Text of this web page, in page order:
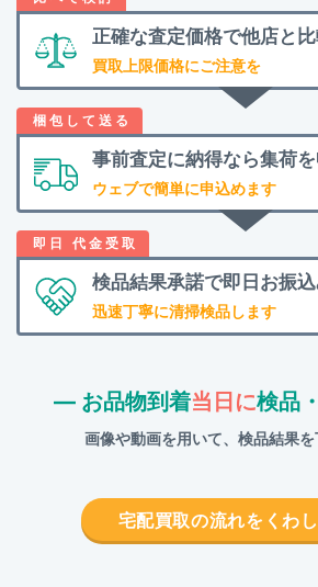
正確な査定価格で他店と
買取上限価格にご注意を
事前査定に納得なら集荷
ウェブで簡単に申込めます
検品結果承諾で即日お振
迅速丁寧に清掃検品します
― お品物到着当日に検品
画像や動画を用いて、検品結果
宅配買取の流れをくわ